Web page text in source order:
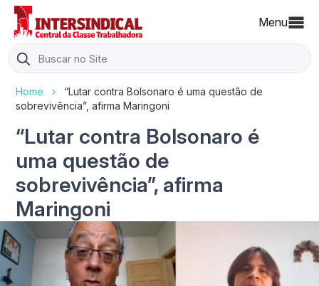
Menu
Search
for:
Home ›
“Lutar contra Bolsonaro é uma questão de
sobrevivência”, afirma Maringoni
“Lutar contra Bolsonaro é
uma questão de
sobrevivência”, afirma
Maringoni